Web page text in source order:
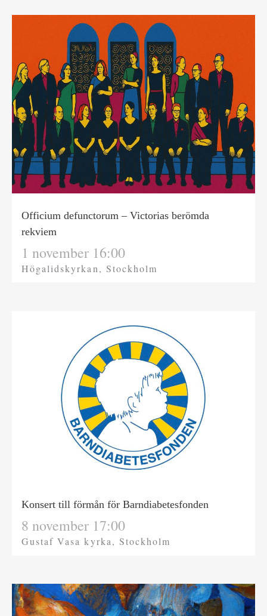
Officium defunctorum – Victorias berömda
rekviem
1 november 16:00
Högalidskyrkan, Stockholm
Konsert till förmån för Barndiabetesfonden
8 november 17:00
Gustaf Vasa kyrka, Stockholm